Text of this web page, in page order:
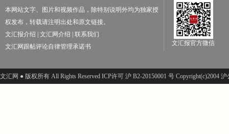
本网站文字、图片和视频作品，除特别说明外均为独家授
权发布，转载请注明出处和原文链接。
文汇报介绍 | 文汇网介绍 | 联系我们
文汇网跟帖评论自律管理承诺书
文汇报官方微信
文汇网 ● 版权所有 All Rights Reserved ICP许可 沪 B2-20150001 号 Copyright(c)2004